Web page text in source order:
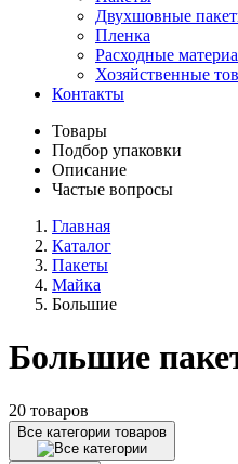
Двухшовные
Пленка
Расходные
Хозяйственные
Контакты
Товары
Подбор упаковки
Описание
Частые вопросы
Главная
Каталог
Пакеты
Майка
Большие
Большие
20 товаров
Все категории товаров